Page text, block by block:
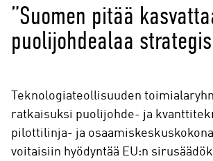
”Suomen pitää
puolijohdealaa
Teknologiateollisuuden
ratkaisuksi puolijohde- ja
pilottilinja- ja
voitaisiin hyödyntää EU:n